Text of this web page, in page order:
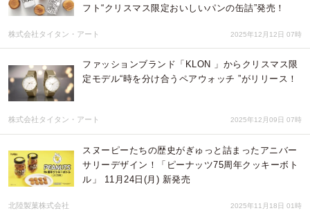
フト“クリスマス限定おいしいパンの缶詰”発売！
株式会社タイタン・アート 2025年12月12日 07時
ファッションブランド「KLON 」からクリスマス限
定モデル“時を分け合うペアウォッチ ”がリリース！
株式会社タイタン・アート 2025年12月09日 07時
スヌーピーたちの歴史がぎゅっと詰まったアニバー
サリーデザイン！「ピーナッツ75周年クッキーボト
ル」 11月24日(月) 新発売
北陸製菓株式会社 2025年11月18日 01時